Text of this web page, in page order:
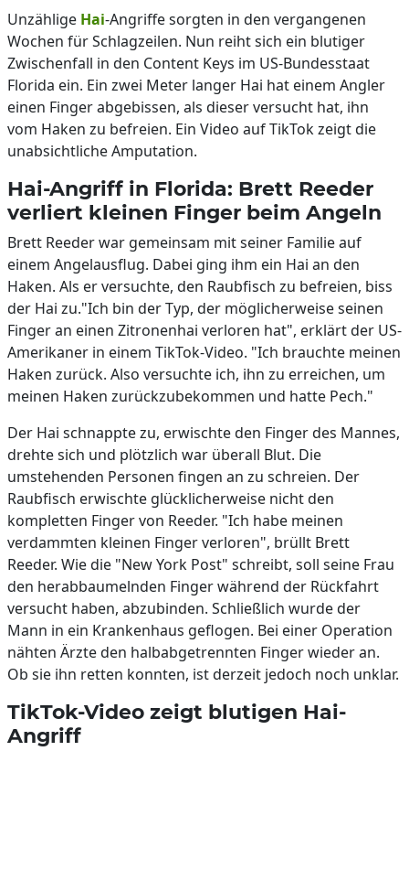
Unzählige Hai-Angriffe sorgten in den vergangenen
Wochen für Schlagzeilen. Nun reiht sich ein blutiger
Zwischenfall in den Content Keys im US-Bundesstaat
Florida ein. Ein zwei Meter langer Hai hat einem Angler
einen Finger abgebissen, als dieser versucht hat, ihn
vom Haken zu befreien. Ein Video auf TikTok zeigt die
unabsichtliche Amputation.
Hai-Angriff in Florida: Brett Reeder
verliert kleinen Finger beim Angeln
Brett Reeder war gemeinsam mit seiner Familie auf
einem Angelausflug. Dabei ging ihm ein Hai an den
Haken. Als er versuchte, den Raubfisch zu befreien, biss
der Hai zu."Ich bin der Typ, der möglicherweise seinen
Finger an einen Zitronenhai verloren hat", erklärt der US-
Amerikaner in einem TikTok-Video. "Ich brauchte meinen
Haken zurück. Also versuchte ich, ihn zu erreichen, um
meinen Haken zurückzubekommen und hatte Pech."
Der Hai schnappte zu, erwischte den Finger des Mannes,
drehte sich und plötzlich war überall Blut. Die
umstehenden Personen fingen an zu schreien. Der
Raubfisch erwischte glücklicherweise nicht den
kompletten Finger von Reeder. "Ich habe meinen
verdammten kleinen Finger verloren", brüllt Brett
Reeder. Wie die "New York Post" schreibt, soll seine Frau
den herabbaumelnden Finger während der Rückfahrt
versucht haben, abzubinden. Schließlich wurde der
Mann in ein Krankenhaus geflogen. Bei einer Operation
nähten Ärzte den halbabgetrennten Finger wieder an.
Ob sie ihn retten konnten, ist derzeit jedoch noch unklar.
TikTok-Video zeigt blutigen Hai-
Angriff